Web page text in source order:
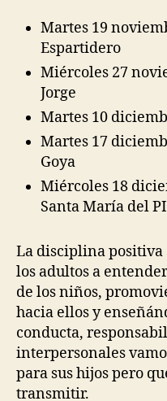
Martes 19
Espartidero
Miércoles 27
Jorge
Martes 10
Martes 17
Goya
Miércoles 18
Santa María del
La disciplina positiva
los adultos a
de los niños,
hacia ellos y
conducta,
interpersonales
para sus hijos pero
transmitir.